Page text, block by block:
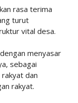
rasa terima
turut
vital desa.
menyasar
sebagai
dan
rakyat.